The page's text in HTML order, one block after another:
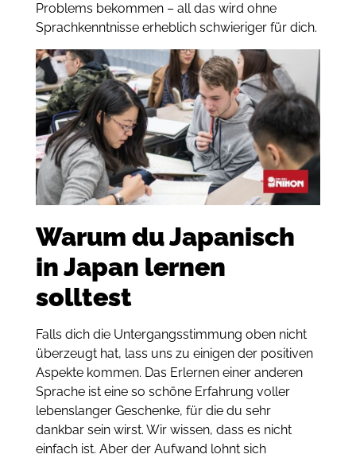
Problems bekommen – all das wird ohne
Sprachkenntnisse erheblich schwieriger für dich.
Warum du Japanisch
in Japan lernen
solltest
Falls dich die Untergangsstimmung oben nicht
überzeugt hat, lass uns zu einigen der positiven
Aspekte kommen. Das Erlernen einer anderen
Sprache ist eine so schöne Erfahrung voller
lebenslanger Geschenke, für die du sehr
dankbar sein wirst. Wir wissen, dass es nicht
einfach ist. Aber der Aufwand lohnt sich